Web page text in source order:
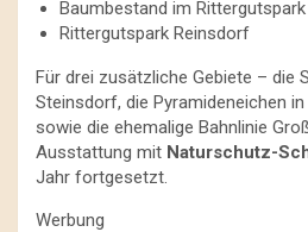
Baumbestand im
Rittergutspark Reinsdorf
Für drei zusätzliche Gebiete – die
Steinsdorf, die Pyramideneichen
sowie die ehemalige Bahnlinie
Ausstattung mit Naturschutz-
Jahr fortgesetzt.
Werbung